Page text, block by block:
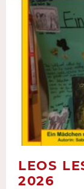
LEOS
2026